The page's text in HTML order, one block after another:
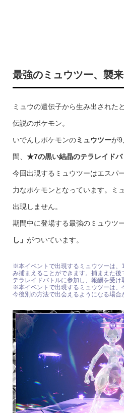
最強のミュウツー、襲
ミュウの遺伝子から生み出された
伝説のポケモン。
いでんしポケモンのミュウツーが9
間、 ★7の黒い結晶のテラレイドバ
今回出現するミュウツーはエスパ
力なポケモンとなっています。ミ
出現しません。
期間中に登場する最強のミュウツー
し」 がついています。
※本イベントで出現するミュウツーは、
み捕まえることができます。捕まえた
テラレイドバトルに参加し、報酬を受け
※本イベントで出現するミュウツーは、
今後別の方法で出会えるようになる場合